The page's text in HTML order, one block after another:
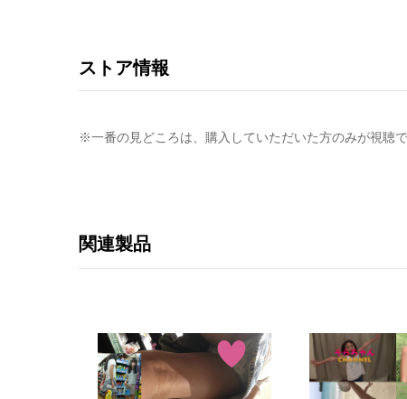
ストア情報
※一番の見どころは、購入していただいた方のみが視聴
関連製品